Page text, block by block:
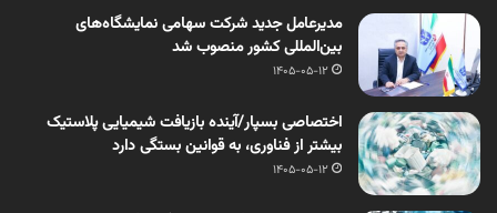
مدیرعامل جدید شرکت سهامی نمایشگاه‌های
بین‌المللی کشور منصوب شد
1405-05-12
اختصاصی بسپار/آینده بازیافت شیمیایی پلاستیک
بیشتر از فناوری، به قوانین بستگی دارد
1405-05-12